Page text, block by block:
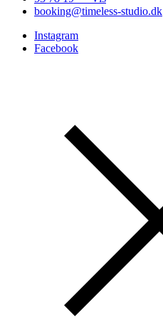
booking@timeless-studio.dk
Instagram
Facebook